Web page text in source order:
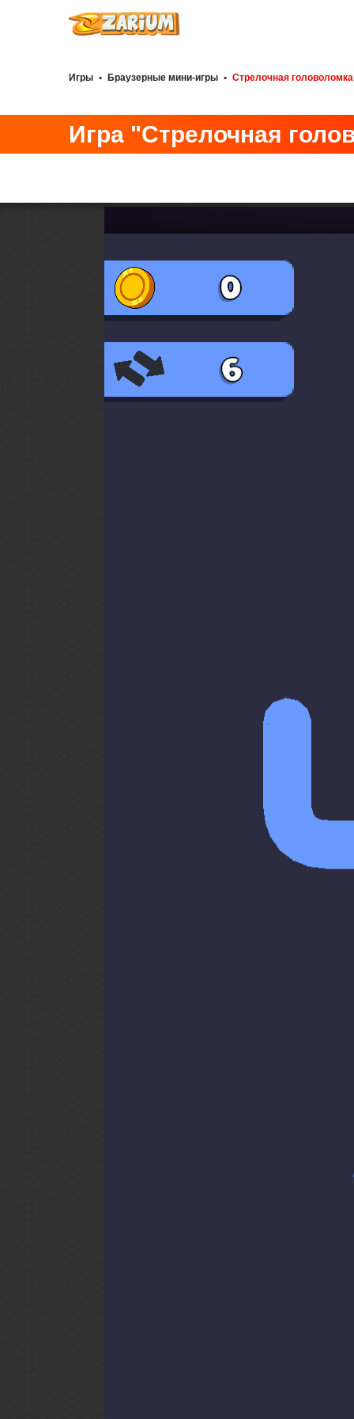
Игры • Браузерные мини-игры • Стрелочная
Игра "Стрелочная